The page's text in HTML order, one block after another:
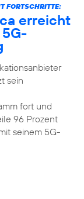
FORTSCHRITTE:
erreicht
sein
fort und
96 Prozent
seinem 5G-